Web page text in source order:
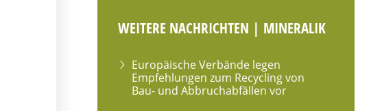
WEITERE NACHRICHTEN | MINERALIK
Europäische Verbände legen
Empfehlungen zum Recycling von
Bau- und Abbruchabfällen vor